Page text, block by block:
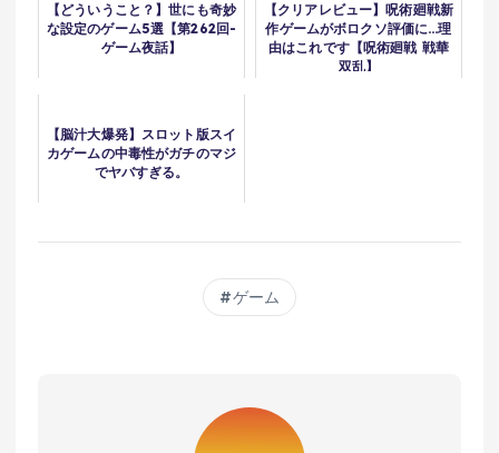
【どういうこと？】世にも奇妙
な設定のゲーム5選【第262回-
ゲーム夜話】
【クリアレビュー】呪術廻戦新
作ゲームがボロクソ評価に…理
由はこれです【呪術廻戦 戦華
双乱】
【脳汁大爆発】スロット版スイ
カゲームの中毒性がガチのマジ
でヤバすぎる。
ゲーム